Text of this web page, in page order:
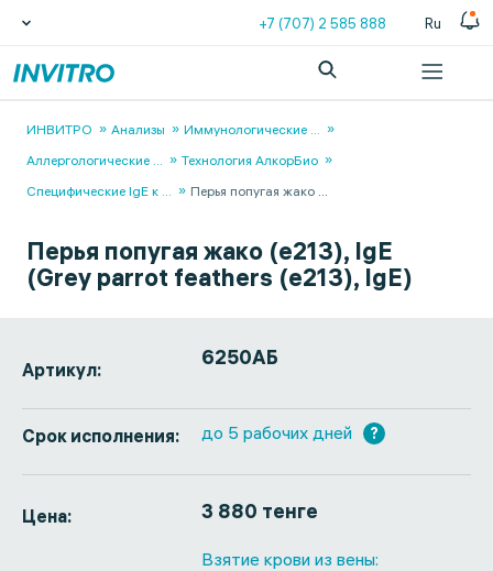
+7 (707) 2 585 888 Ru
ИНВИТРО Анализы Иммунологические ...
Аллергологические ...
Технология АлкорБио
Специфические IgЕ к ... Перья попугая жако ...
Перья попугая жако (e213), IgE
(Grey parrot feathers (e213), IgE)
Артикул: 6250АБ
Срок исполнения: до 5 рабочих дней ?
Цена: 3 880 тенге
Взятие крови из вены: